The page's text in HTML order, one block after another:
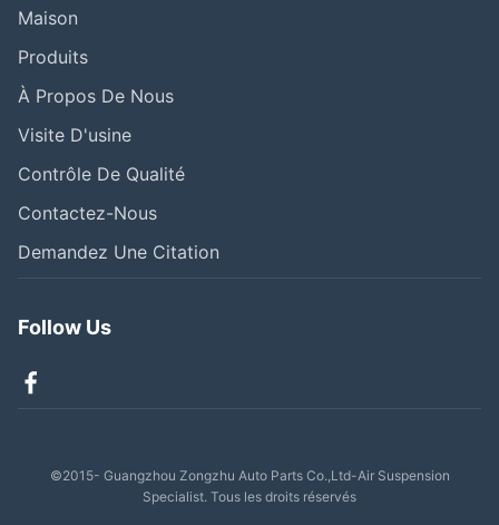
Maison
Produits
À Propos De Nous
Visite D'usine
Contrôle De Qualité
Contactez-Nous
Demandez Une Citation
Follow Us
©2015- Guangzhou Zongzhu Auto Parts Co.,Ltd-Air Suspension
Specialist. Tous les droits réservés